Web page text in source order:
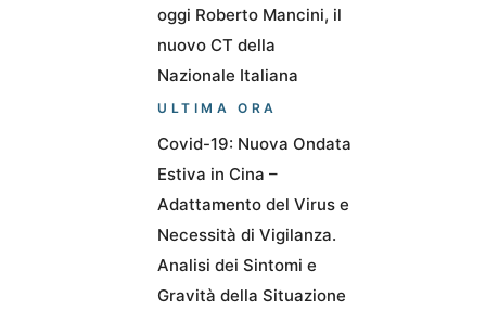
oggi Roberto Mancini, il
nuovo CT della
Nazionale Italiana
ULTIMA ORA
Covid-19: Nuova Ondata
Estiva in Cina –
Adattamento del Virus e
Necessità di Vigilanza.
Analisi dei Sintomi e
Gravità della Situazione